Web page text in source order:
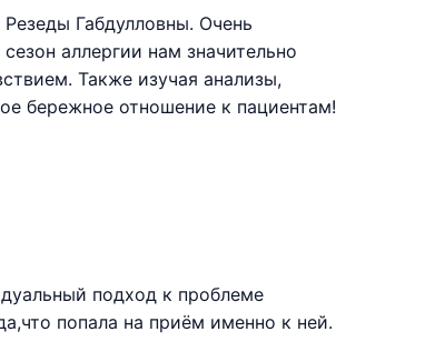
Габдулловны. Очень
аллергии нам значительно
Также изучая анализы,
бережное отношение к пациентам!
подход к проблеме
попала на приём именно к ней.